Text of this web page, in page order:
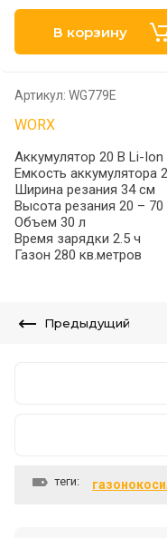
В корзину
Артикул: WG779E
WORX
Аккумулятор 20 В Li-Ion
Емкость аккумулятора
Ширина резания 34 см
Высота резания 20 –
Объем 30 л
Время зарядки 2.5 ч
Газон 280 кв.метров
Предыдущий
теги: